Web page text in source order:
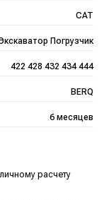
CAT
Погрузчик
422 428 432 434 444
BERQ
6 месяцев
расчету